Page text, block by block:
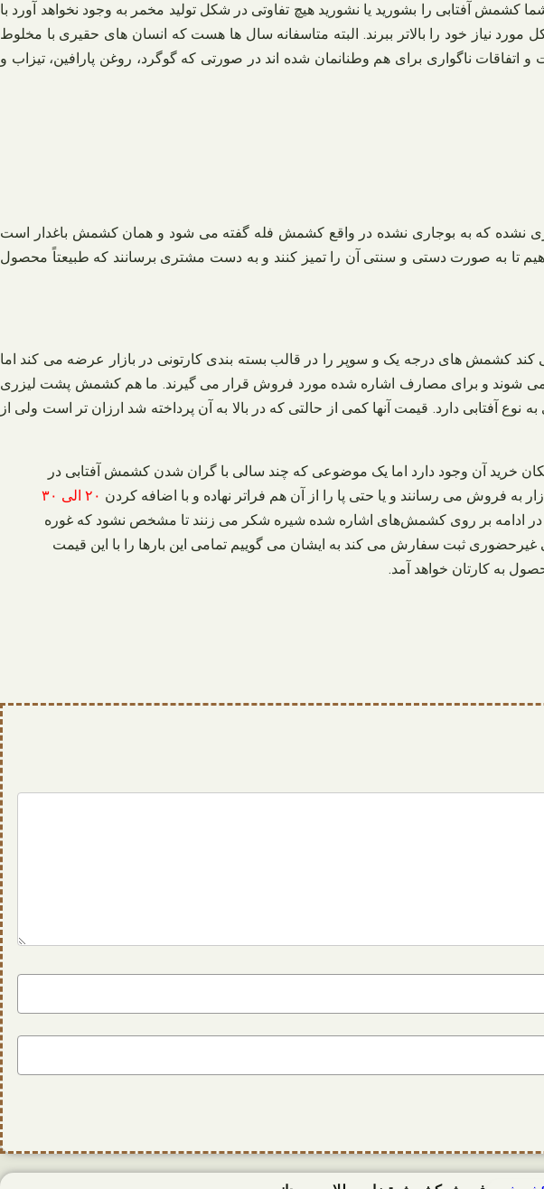
آفتابی را بشورید یا نشورید هیچ تفاوتی در شکل تولید مخمر به وجود نخواهد آورد با
نیاز خود را بالاتر ببرند. البته متاسفانه سال‌ ها هست که انسان‌ های حقیری با مخلوط
ناگواری برای هم‌ وطنانمان شده اند در صورتی که گوگرد، روغن پارافین، تیزاب و
نشده که به بوجاری نشده در واقع کشمش فله گفته می‌ شود و همان کشمش باغدار است
تا به صورت دستی و سنتی آن را تمیز کنند و به دست مشتری برسانند که طبیعتاً محصول
کشمش‌ های درجه یک و سوپر را در قالب بسته‌ بندی کارتونی در بازار عرضه می‌ کند اما
می شوند و برای مصارف اشاره شده مورد فروش قرار می‌ گیرند. ما هم کشمش پشت لیزری
آفتابی دارد. قیمت آنها کمی از حالتی که در بالا به آن پرداخته شد ارزان‌ تر است ولی از
شد در این مجموعه امکان خرید آن وجود دارد اما یک موضوعی که چند سالی با گران شدن کشمش آفتابی در
فروش می‌ رسانند و یا حتی پا را از آن هم فراتر نهاده و با اضافه کردن
۲۰ الی ۳۰
درصد ارزان‌ تر (برای خودشان) گردد در ادامه بر روی کشمش‌های اشاره شده شیره شکر می‌ زنند تا مشخص نشود که غوره
ثبت سفارش می‌ کند به ایشان می‌ گوییم تمامی این بارها را با این قیمت
به کارتان خواهد آمد.